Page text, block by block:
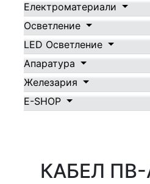
Електроматериали
Осветление
LED Осветление
Апаратура
Железария
E-SHOP
КАБЕЛ